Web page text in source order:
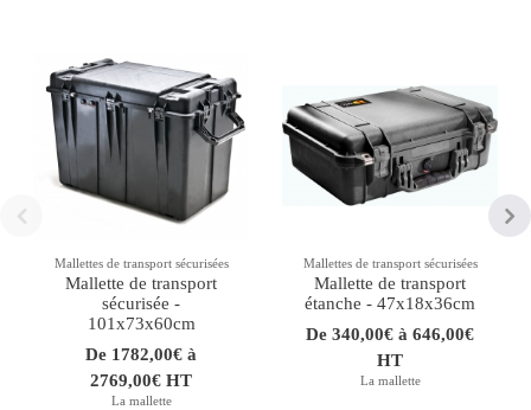
Mallettes de transport sécurisées
Mallette de transport
sécurisée -
101x73x60cm
De 1782,00€ à
2769,00€ HT
La mallette
Mallettes de transport sécurisées
Mallette de transport
étanche - 47x18x36cm
De 340,00€ à 646,00€
HT
La mallette